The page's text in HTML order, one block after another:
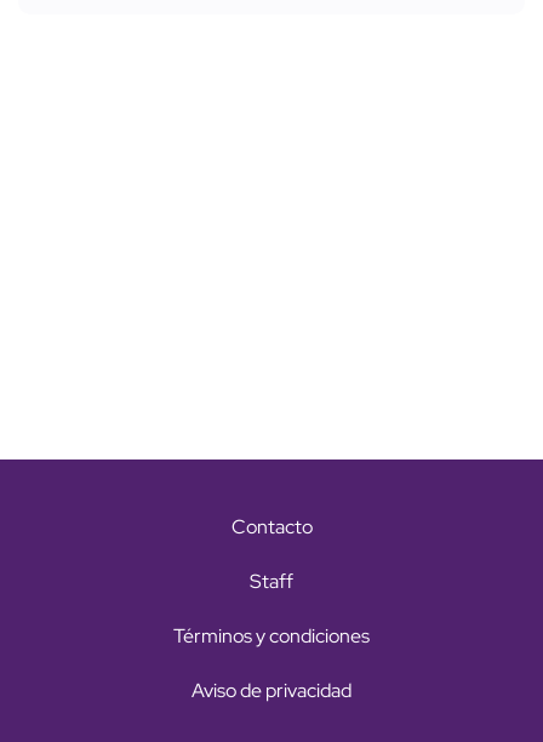
Contacto
Staff
Términos y condiciones
Aviso de privacidad